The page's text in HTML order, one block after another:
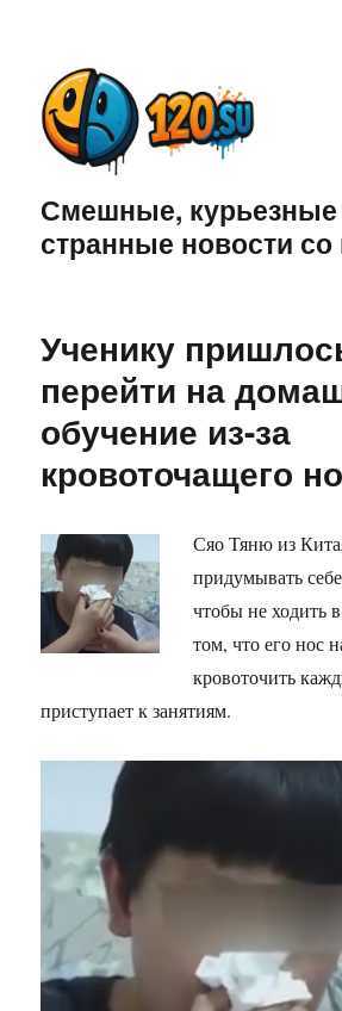
Смешные, курьезные
странные новости со
Ученику
перейти на
обучение из-за
кровоточащего
Сяо Тяню из
придумывать
чтобы не ходить
том, что его нос
кровоточить
приступает к занятиям.